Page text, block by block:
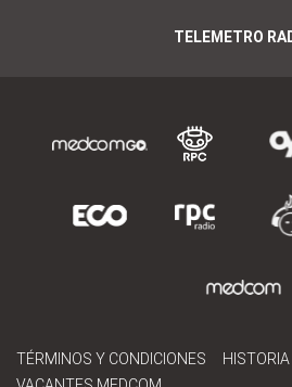
TELEMETRO
TÉRMINOS Y CONDICIONES